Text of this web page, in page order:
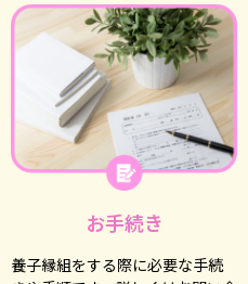
お⼿続き
養⼦縁組をする際に必要な⼿続